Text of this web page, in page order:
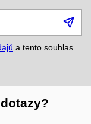
a tento souhlas